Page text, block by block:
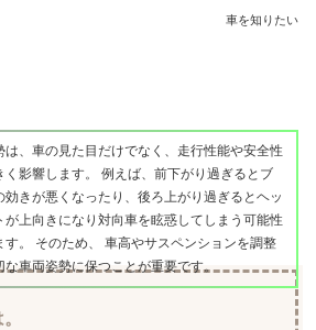
車を知りたい
は、車の見た目だけでなく、走行性能や安全性
く影響します。 例えば、前下がり過ぎるとブ
効きが悪くなったり、後ろ上がり過ぎるとヘッ
が上向きになり対向車を眩惑してしまう可能性
す。 そのため、 車高やサスペンションを調整
な車両姿勢に保つことが重要です。